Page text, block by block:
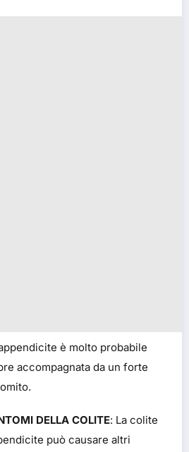
è molto probabile
accompagnata da un forte
DELLA COLITE: La colite
può causare altri